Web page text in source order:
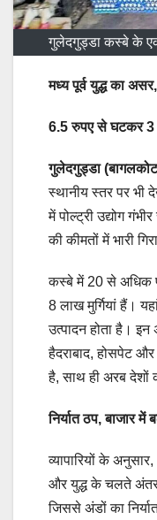
गुलेदगुड्डा कस्बे के
मध्य पूर्व युद्ध का
6.5 रुपए से घटकर 3
गुलेदगुड्डा
स्थानीय स्तर पर भी
में पोल्ट्री उद्योग
की कीमतों में भारी
कस्बे में 20 से अधिक
8 लाख मुर्गियां हैं।
उत्पादन होता है।
हैदराबाद, होसपेट
है, साथ ही अरब देशों
निर्यात ठप, बाजार में
व्यापारियों के
और युद्ध के चलते
जिससे अंडों का